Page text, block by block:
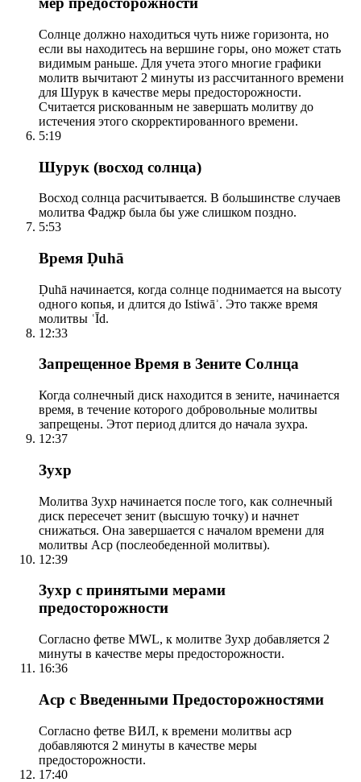
Солнце должно находиться чуть ниже горизонта, но
если вы находитесь на вершине горы, оно может стать
видимым раньше. Для учета этого многие графики
молитв вычитают 2 минуты из рассчитанного времени
для Шурук в качестве меры предосторожности.
Считается рискованным не завершать молитву до
истечения этого скорректированного времени.
5:19
Шурук (восход солнца)
Восход солнца расчитывается. В большинстве случаев
молитва Фаджр была бы уже слишком поздно.
5:53
Время Ḍuhā
Ḍuhā начинается, когда солнце поднимается на высоту
одного копья, и длится до Istiwāʾ. Это также время
молитвы ʿĪd.
12:33
Запрещенное Время в Зените Солнца
Когда солнечный диск находится в зените, начинается
время, в течение которого добровольные молитвы
запрещены. Этот период длится до начала зухра.
12:37
Зухр
Молитва Зухр начинается после того, как солнечный
диск пересечет зенит (высшую точку) и начнет
снижаться. Она завершается с началом времени для
молитвы Аср (послеобеденной молитвы).
12:39
Зухр с принятыми мерами
предосторожности
Согласно фетве MWL, к молитве Зухр добавляется 2
минуты в качестве меры предосторожности.
16:36
Аср с Введенными Предосторожностями
Согласно фетве ВИЛ, к времени молитвы аср
добавляются 2 минуты в качестве меры
предосторожности.
17:40